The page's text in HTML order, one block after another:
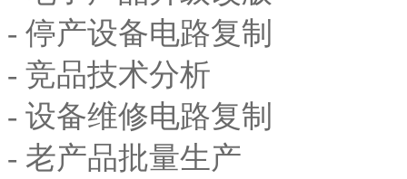
- 停产设备电路复制
- 竞品技术分析
- 设备维修电路复制
- 老产品批量生产